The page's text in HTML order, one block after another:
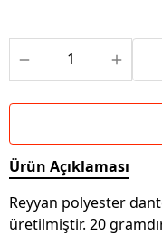
Ürün Açıklaması
Reyyan polyester
üretilmiştir. 20